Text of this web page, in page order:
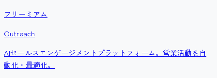
フリーミアム
Outreach
AIセールスエンゲージメントプラットフォーム。営業活動を自
動化・最適化。